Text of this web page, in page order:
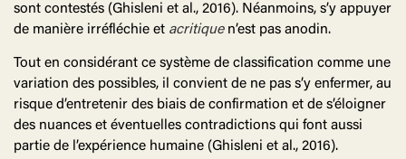
sont contestés (Ghisleni et al., 2016). Néanmoins, s’y appuyer
de manière irréfléchie et acritiquen’est pas anodin.
Tout en considérant ce système de classification comme une
variation des possibles, il convient de ne pas s’y enfermer, au
risque d’entretenir des biais de confirmation et de s’éloigner
des nuances et éventuelles contradictions qui font aussi
partie de l’expérience humaine (Ghisleni et al., 2016).